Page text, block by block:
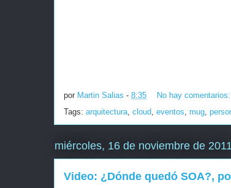
por Martin Salias - 8:35
No hay comentarios:
Tags: arquitectura, cloud, eventos, mug,
miércoles, 16 de noviembre de
Video: ¿Dónde quedó SOA?,